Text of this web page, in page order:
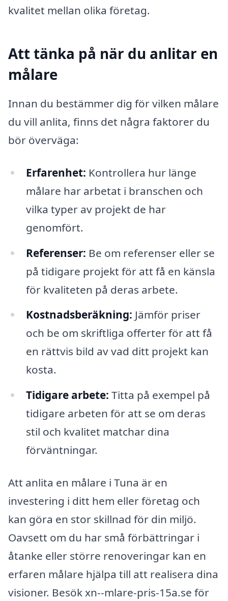
kvalitet mellan olika företag.
Att tänka på när du anlitar en
målare
Innan du bestämmer dig för vilken målare
du vill anlita, finns det några faktorer du
bör överväga:
Erfarenhet: Kontrollera hur länge
målare har arbetat i branschen och
vilka typer av projekt de har
genomfört.
Referenser: Be om referenser eller se
på tidigare projekt för att få en känsla
för kvaliteten på deras arbete.
Kostnadsberäkning: Jämför priser
och be om skriftliga offerter för att få
en rättvis bild av vad ditt projekt kan
kosta.
Tidigare arbete: Titta på exempel på
tidigare arbeten för att se om deras
stil och kvalitet matchar dina
förväntningar.
Att anlita en målare i Tuna är en
investering i ditt hem eller företag och
kan göra en stor skillnad för din miljö.
Oavsett om du har små förbättringar i
åtanke eller större renoveringar kan en
erfaren målare hjälpa till att realisera dina
visioner. Besök xn--mlare-pris-15a.se för